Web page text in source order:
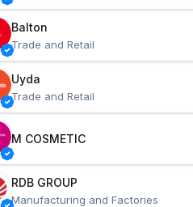
Balton
Trade and Retail
Uyda
Trade and Retail
M COSMETIC
RDB GROUP
Manufacturing and Factories